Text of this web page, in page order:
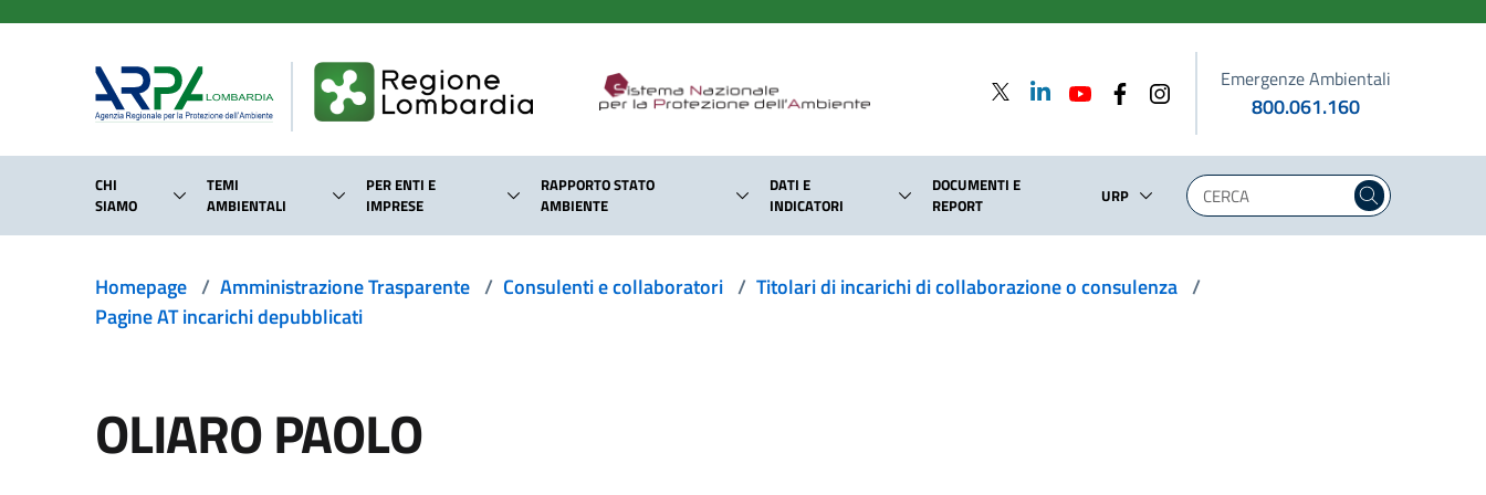
Emergenze Ambientali
800.061.160
CHI
SIAMO
TEMI
AMBIENTALI
PER ENTI E
IMPRESE
RAPPORTO STATO
AMBIENTE
DATI E
INDICATORI
DOCUMENTI E
REPORT
URP
Homepage / Amministrazione Trasparente / Consulenti e collaboratori / Titolari di incarichi di collaborazione o consulenza /
Pagine AT incarichi depubblicati
OLIARO PAOLO